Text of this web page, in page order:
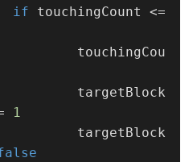
if
1